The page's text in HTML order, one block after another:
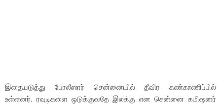
இதையடுத்து போலீஸார் சென்னையில் தீவிர கண்காணிப்பில்
உள்ளனர். ரவுடிகளை ஒடுக்குவதே இலக்கு என சென்னை கமிஷனர்